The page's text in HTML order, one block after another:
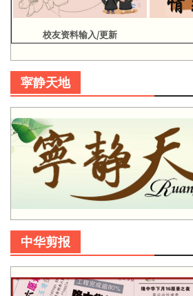
校友资料输入/更新
寜静天地
中华剪报